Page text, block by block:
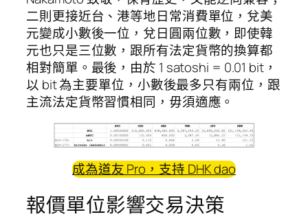
二則更接近台、港等地日常消費單位，兌美
元變成小數後一位，兌日圓兩位數，即使韓
元也只是三位數，跟所有法定貨幣的換算都
相對簡單。最後，由於 1 satoshi = 0.01 bit，
以 bit 為主要單位，小數後最多只有兩位，跟
主流法定貨幣習慣相同，毋須適應。
成為道友 Pro，支持 DHK dao
報價單位影響交易決策